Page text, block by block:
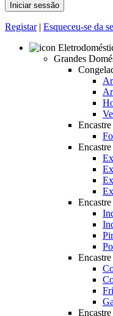
Registar| Esqueceu-se da
Grandes